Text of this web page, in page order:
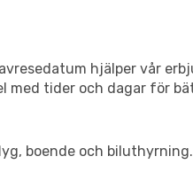
hjälper vår
med tider och dagar för
boende och